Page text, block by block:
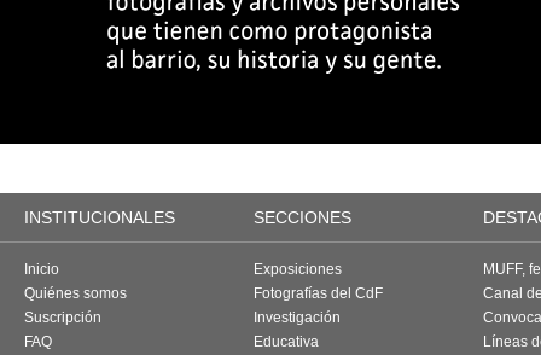
INSTITUCIONALES SECCIONES
Inicio
Quiénes somos
Suscripción
FAQ
Exposiciones
Fotografías del CdF
Investigación
Educativa
MUFF,
Canal
Líneas